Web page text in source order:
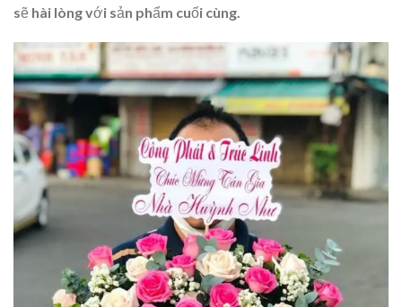
sẽ hài lòng với sản phẩm cuối cùng.